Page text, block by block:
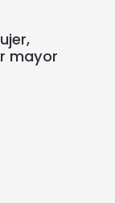
mayor